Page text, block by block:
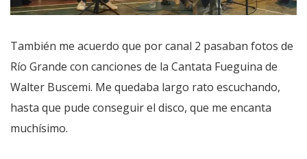
También me acuerdo que por canal 2 pasaban fotos de
Río Grande con canciones de la Cantata Fueguina de
Walter Buscemi. Me quedaba largo rato escuchando,
hasta que pude conseguir el disco, que me encanta
muchísimo.